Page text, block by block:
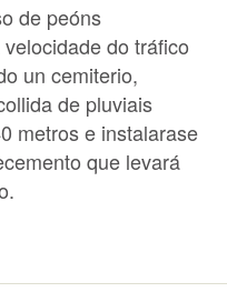
de peóns
do tráfico
un cemiterio,
de pluviais
metros e instalarase
que levará